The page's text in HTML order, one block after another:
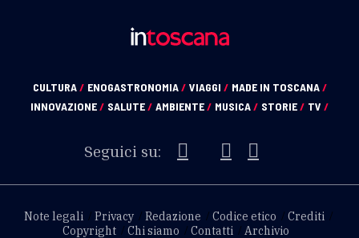
CULTURA/ ENOGASTRONOMIA/ VIAGGI / MADE IN TOSCANA/
INNOVAZIONE/ SALUTE/ AMBIENTE/ MUSICA/ STORIE/ TV /
Seguici su:
Note legali Privacy Redazione Codice etico
Crediti
Copyright
Chi siamo Contatti Archivio